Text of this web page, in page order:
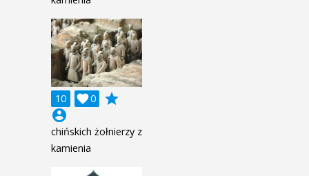
10 0

grade
account_circle
chińskich żołnierzy z
kamienia